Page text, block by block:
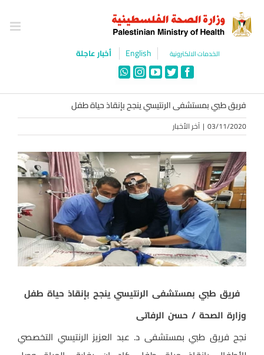
content
الخدمات الالكترونية English أخبار عاجلة
Facebook
Twitter
YouTube
Instagram
WhatsApp
فريق طبي بمستشفى الرنتيسي ينجح بإنقاذ حياة طفل
03/11/2020
| آخر الأخبار
فريق طبي بمستشفى الرنتيسي ينجح بإنقاذ حياة طفل
وزارة الصحة / حسن الرفاتى
نجح فريق طبي بمستشفى د. عبد العزيز الرنتيسي التخصصي